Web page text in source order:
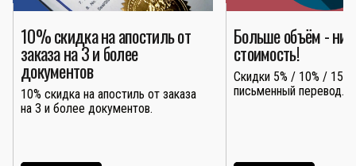
10% скидка на апостиль от
заказа на 3 и более
документов
10% скидка на апостиль от заказа
на 3 и более документов.
Больше объём -
стоимость!
Скидки 5% / 10% / 15%
письменный перевод.